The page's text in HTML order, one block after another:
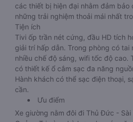
các thiết bị hiện đại nhằm đảm
những trải nghiệm thoải mái nhất
Tiện ích
Tivi ốp trần nét cứng, đầu HD tích
giải trí hấp dẫn. Trong phòng có tai
nhiều chế độ sáng, wifi tốc độ cao.
có thiết kế ổ cắm sạc đa năng
Hành khách có thể sạc điện thoại,
cần.
Ưu điểm
Xe giường nằm đôi đi Thủ Đức -